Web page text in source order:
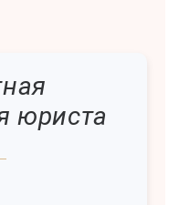
юриста